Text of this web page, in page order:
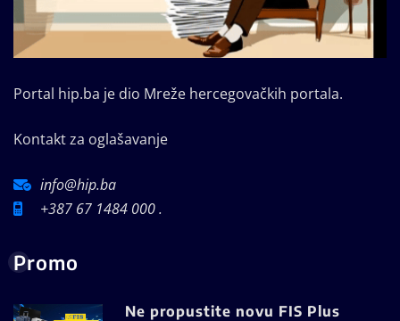
Portal hip.ba je dio Mreže hercegovačkih portala.
Kontakt za oglašavanje
info@hip.ba
+387 67 1484 000 .
Promo
Ne propustite novu FIS Plus